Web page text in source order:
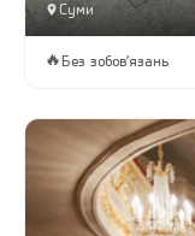
Суми
🔥 Без зобов’язань